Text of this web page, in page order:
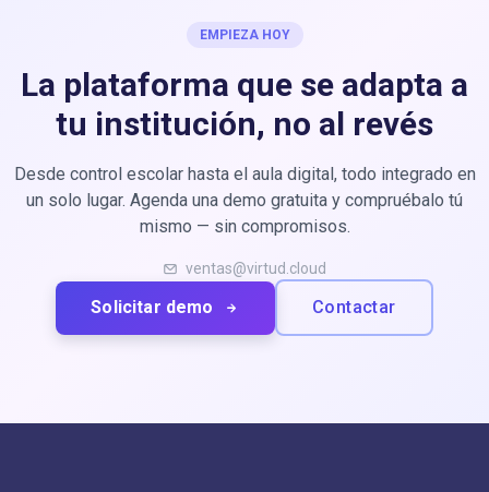
EMPIEZA HOY
La plataforma que se adapta a
tu institución, no al revés
Desde control escolar hasta el aula digital, todo integrado en
un solo lugar. Agenda una demo gratuita y compruébalo tú
mismo — sin compromisos.
ventas@virtud.cloud
Solicitar demo Contactar